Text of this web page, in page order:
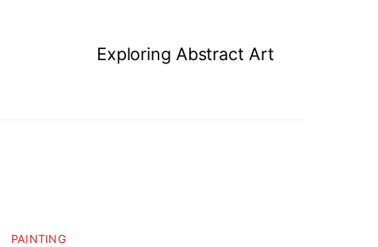
Exploring Abstract Art
PAINTING